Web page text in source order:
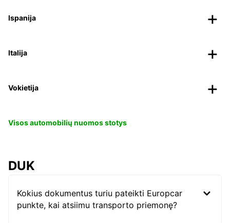
Ispanija
Italija
Vokietija
Visos automobilių nuomos stotys
DUK
Kokius dokumentus turiu pateikti Europcar
punkte, kai atsiimu transporto priemonę?